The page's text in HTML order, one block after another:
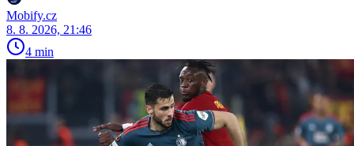
Mobify.cz
8. 8. 2026, 21:46
4 min